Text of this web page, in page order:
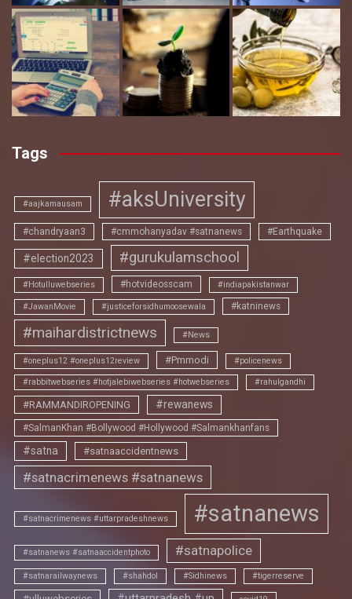
Tags
#aajkamausam #aksUniversity
#chandryaan3 #cmmohanyadav #satnanews #Earthquake
#election2023 #gurukulamschool
#Hotulluwebseries #hotvideosscam #indiapakistanwar
#JawanMovie #justiceforsidhumoosewala #katninews
#maihardistrictnews #News
#oneplus12 #oneplus12review #Pmmodi #policenews
#rabbitwebseries #hotjalebiwebseries #hotwebseries #rahulgandhi
#RAMMANDIROPENING #rewanews
#SalmanKhan #Bollywood #Hollywood #Salmankhanfans
#satna #satnaaccidentnews
#satnacrimenews #satnanews
#satnacrimenews #uttarpradeshnews #satnanews
#satnanews #satnaaccidentphoto #satnapolice
#satnarailwaynews #shahdol #Sidhinews #tigerreserve